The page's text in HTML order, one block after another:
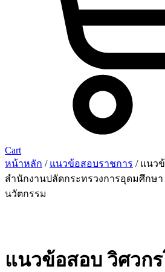
Cart
หน้าหลัก / แนวข้อสอบราชการ / แนว
สำนักงานปลัดกระทรวงการอุดมศึกษา
นวัตกรรม
แนวข้อสอบ วิศวก